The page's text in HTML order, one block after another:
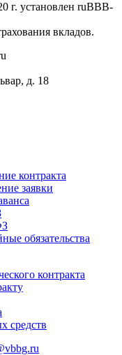
г. установлен ruBBB-
вкладов.
д. 18
контракта
заявки
обязательства
контракта
средств